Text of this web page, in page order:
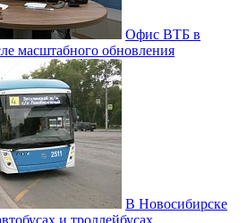
Офис ВТБ в
масштабного обновления
В Новосибирске
и троллейбусах